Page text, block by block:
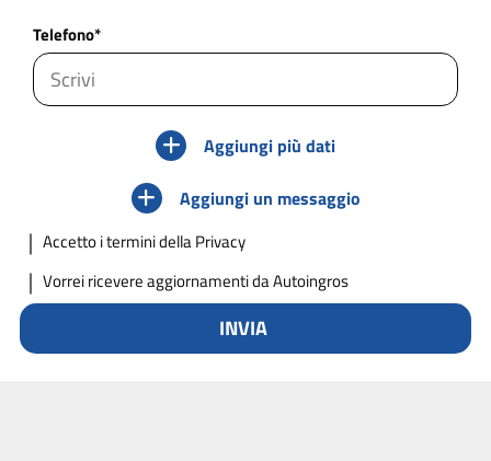
Telefono*
Aggiungi più dati
Aggiungi un messaggio
Accettoi termini della Privacy
Vorrei ricevere aggiornamenti da Autoingros
INVIA